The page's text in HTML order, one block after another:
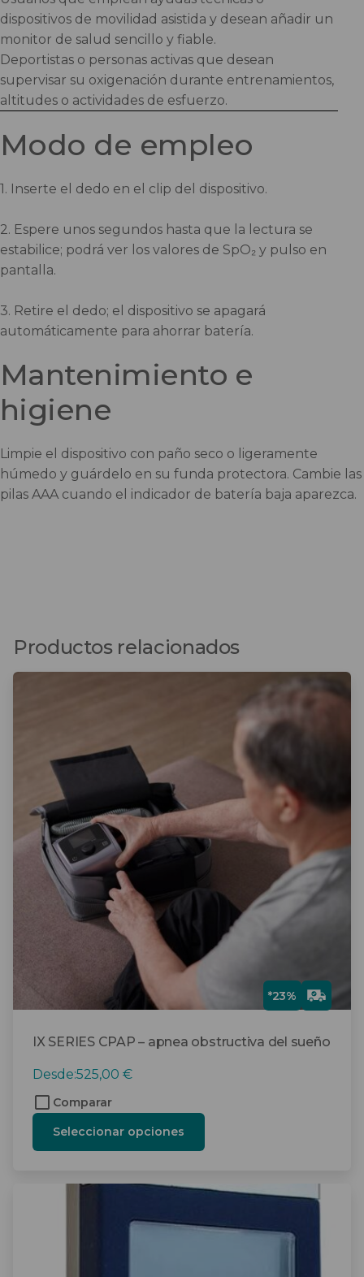
dispositivos de movilidad asistida y desean añadir un
monitor de salud sencillo y fiable.
Deportistas o personas activas que desean
supervisar su oxigenación durante entrenamientos,
altitudes o actividades de esfuerzo.
Modo de empleo
1. Inserte el dedo en el clip del dispositivo.
2. Espere unos segundos hasta que la lectura se
estabilice; podrá ver los valores de SpO₂ y pulso en
pantalla.
3. Retire el dedo; el dispositivo se apagará
automáticamente para ahorrar batería.
Mantenimiento e
higiene
Limpie el dispositivo con paño seco o ligeramente
húmedo y guárdelo en su funda protectora. Cambie las
pilas AAA cuando el indicador de batería baja aparezca.
Productos relacionados
IX SERIES CPAP – apnea obstructiva del sueño
*23%
Gra
tis
Desde:525,00 €
Comparar
Seleccionar opciones
múltiples
variantes.
Las
opciones
se
pueden
elegir